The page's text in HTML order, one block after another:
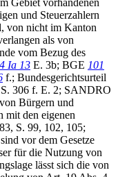
und Steuerzahlern
von nicht im Kanton
als von
vom Bezug des
Ia 13 E. 3b; BGE 101
f.; Bundesgerichtsurteil
306 f. E. 2; SANDRO
Bürgern und
mit den eigenen
S. 99, 102, 105;
vor dem Gesetze
für die Nutzung von
lässt sich die von